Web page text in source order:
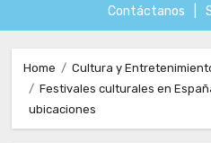
Contáctanos
content
Home
Cultura y
Festivales culturales en
ubicaciones